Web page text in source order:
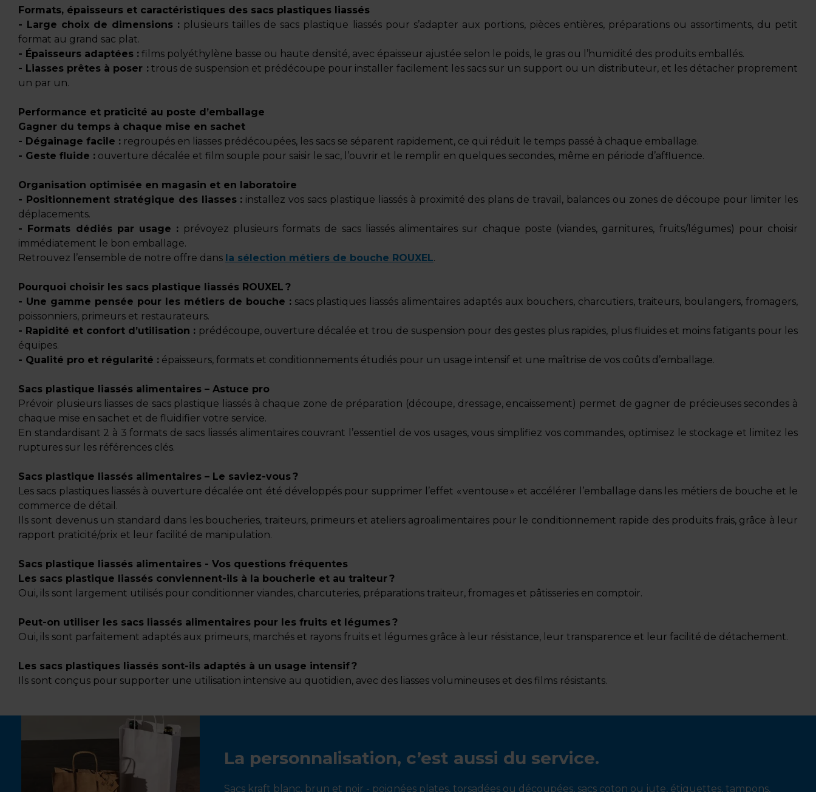
Formats, épaisseurs et caractéristiques des sacs plastiques liassés
- Large choix de dimensions : plusieurs tailles de sacs plastique liassés pour s’adapter aux portions, pièces entières, préparations ou assortiments, du petit
format au grand sac plat.
- Épaisseurs adaptées : films polyéthylène basse ou haute densité, avec épaisseur ajustée selon le poids, le gras ou l’humidité des produits emballés.
- Liasses prêtes à poser :trous de suspension et prédécoupe pour installer facilement les sacs sur un support ou un distributeur, et les détacher proprement
un par un.
Performance et praticité au poste d’emballage
Gagner du temps à chaque mise en sachet
- Dégainage facile : regroupés en liasses prédécoupées, les sacs se séparent rapidement, ce qui réduit le temps passé à chaque emballage.
- Geste fluide : ouverture décalée et film souple pour saisir le sac, l’ouvrir et le remplir en quelques secondes, même en période d’affluence.
Organisation optimisée en magasin et en laboratoire
- Positionnement stratégique des liasses : installez vos sacs plastique liassés à proximité des plans de travail, balances ou zones de découpe pour limiter les
déplacements.
- Formats dédiés par usage : prévoyez plusieurs formats de sacs liassés alimentaires sur chaque poste (viandes, garnitures, fruits/légumes) pour choisir
immédiatement le bon emballage.
Retrouvez l’ensemble de notre offre dans la sélection métiers de bouche ROUXEL.
Pourquoi choisir les sacs plastique liassés ROUXEL ?
- Une gamme pensée pour les métiers de bouche :sacs plastiques liassés alimentaires adaptés aux bouchers, charcutiers, traiteurs, boulangers, fromagers,
poissonniers, primeurs et restaurateurs.
- Rapidité et confort d’utilisation : prédécoupe, ouverture décalée et trou de suspension pour des gestes plus rapides, plus fluides et moins fatigants pour les
équipes.
- Qualité pro et régularité : épaisseurs, formats et conditionnements étudiés pour un usage intensif et une maîtrise de vos coûts d’emballage.
Sacs plastique liassés alimentaires – Astuce pro
Prévoir plusieurs liasses de sacs plastique liassés à chaque zone de préparation (découpe, dressage, encaissement) permet de gagner de précieuses secondes à
chaque mise en sachet et de fluidifier votre service.
En standardisant 2 à 3 formats de sacs liassés alimentaires couvrant l’essentiel de vos usages, vous simplifiez vos commandes, optimisez le stockage et limitez les
ruptures sur les références clés.
Sacs plastique liassés alimentaires – Le saviez-vous ?
Les sacs plastiques liassés à ouverture décalée ont été développés pour supprimer l’effet « ventouse » et accélérer l’emballage dans les métiers de bouche et le
commerce de détail.
Ils sont devenus un standard dans les boucheries, traiteurs, primeurs et ateliers agroalimentaires pour le conditionnement rapide des produits frais, grâce à leur
rapport praticité/prix et leur facilité de manipulation.
Sacs plastique liassés alimentaires - Vos questions fréquentes
Les sacs plastique liassés conviennent-ils à la boucherie et au traiteur ?
Oui, ils sont largement utilisés pour conditionner viandes, charcuteries, préparations traiteur, fromages et pâtisseries en comptoir.
Peut-on utiliser les sacs liassés alimentaires pour les fruits et légumes ?
Oui, ils sont parfaitement adaptés aux primeurs, marchés et rayons fruits et légumes grâce à leur résistance, leur transparence et leur facilité de détachement.
Les sacs plastiques liassés sont-ils adaptés à un usage intensif ?
Ils sont conçus pour supporter une utilisation intensive au quotidien, avec des liasses volumineuses et des films résistants.
La personnalisation, c’est aussi du service.
Sacs kraft blanc, brun et noir - poignées plates, torsadées ou découpées, sacs coton ou jute, étiquettes, tampons,